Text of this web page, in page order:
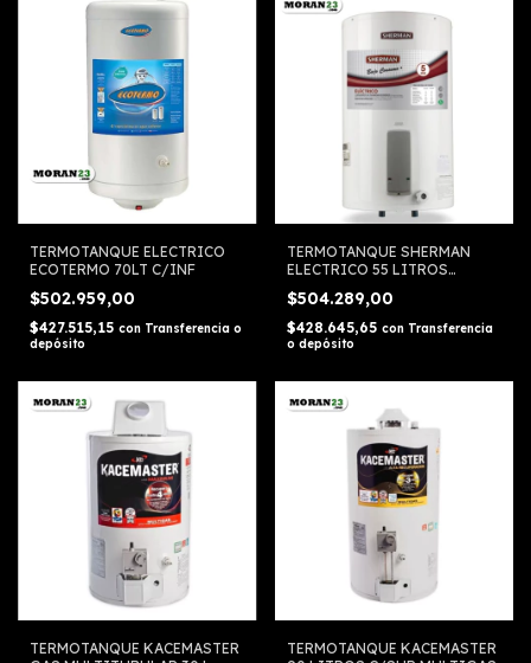
TERMOTANQUE ELECTRICO
ECOTERMO 70LT C/INF
$502.959,00
$427.515,15 con Transferencia o
depósito
TERMOTANQUE SHERMAN
ELECTRICO 55 LITROS
COLGAR C/INF
TECC055ESHK2
$504.289,00
$428.645,65 con Transferencia
o depósito
TERMOTANQUE KACEMASTER
TERMOTANQUE KACEMASTER